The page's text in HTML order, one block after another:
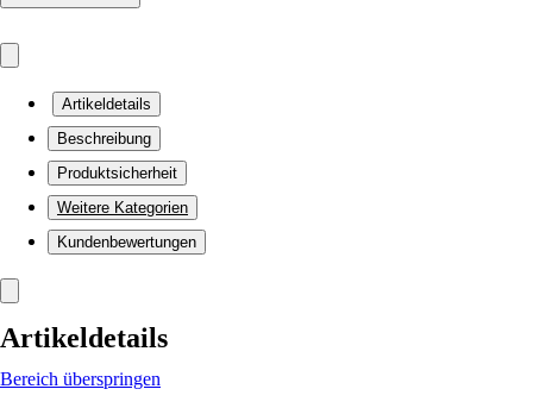
Artikeldetails
Beschreibung
Produktsicherheit
Weitere Kategorien
Kundenbewertungen
Artikeldetails
Bereich überspringen